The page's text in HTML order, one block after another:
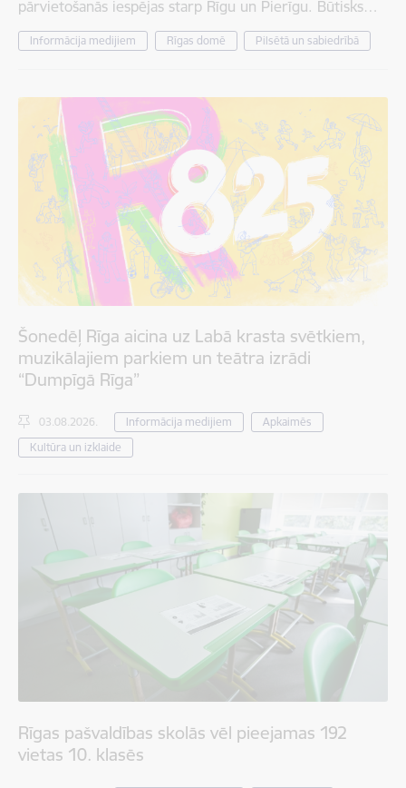
pārvietošanās iespējas starp Rīgu un Pierīgu. Būtisks…
Informācija medijiem Rīgas domē Pilsētā un sabiedrībā
Šonedēļ Rīga aicina uz Labā krasta svētkiem,
muzikālajiem parkiem un teātra izrādi
“Dumpīgā Rīga”
03.08.2026. Informācija medijiem
Apkaimēs
Kultūra un izklaide
Rīgas pašvaldības skolās vēl pieejamas 192
vietas 10. klasēs